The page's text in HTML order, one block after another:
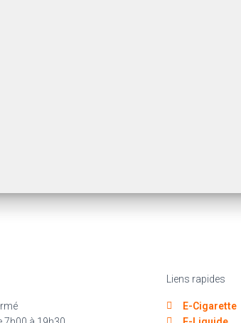
Liens rapides
E-Cigarette